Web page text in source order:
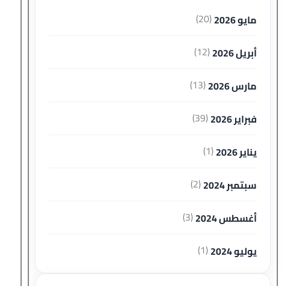
مايو 2026
(20)
أبريل 2026
(12)
مارس 2026
(13)
فبراير 2026
(39)
يناير 2026
(1)
سبتمبر 2024
(2)
أغسطس 2024
(3)
يوليو 2024
(1)